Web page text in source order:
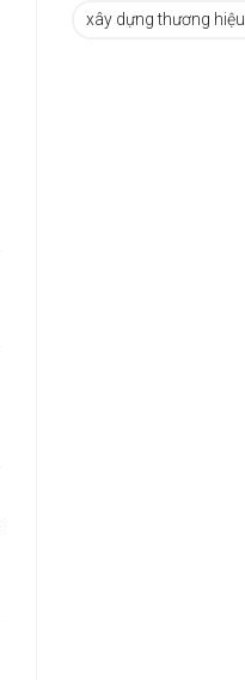
xây dựng thương hiệu